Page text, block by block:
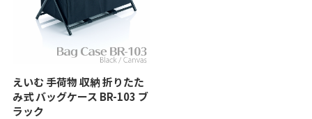
えいむ 手荷物 収納 折りたた
み式 バッグケース BR-103 ブ
ラック